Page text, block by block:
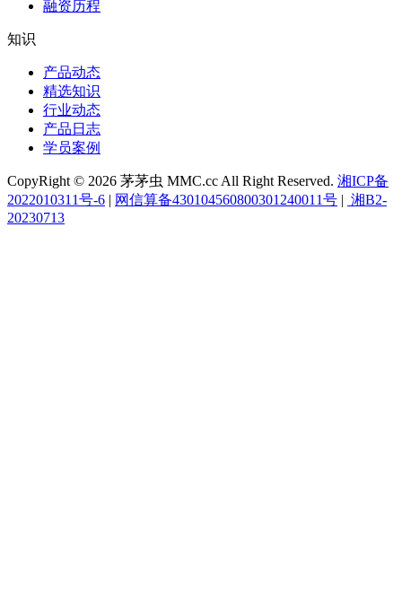
融资历程
知识
产品动态
精选知识
行业动态
产品日志
学员案例
CopyRight © 2026 茅茅虫 MMC.cc All Right Reserved. 湘ICP备
2022010311号-6 | 网信算备430104560800301240011号 | 湘B2-
20230713